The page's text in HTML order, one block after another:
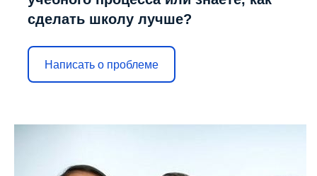
сделать школу лучше?
Написать о проблеме